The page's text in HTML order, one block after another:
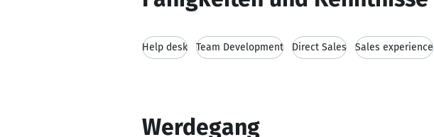
Help desk Team Development Direct Sales Sales experience
Werdegang